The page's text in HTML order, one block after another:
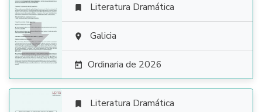

 Literatura Dramática
 Galicia
 Ordinaria de 2026
 Literatura Dramática